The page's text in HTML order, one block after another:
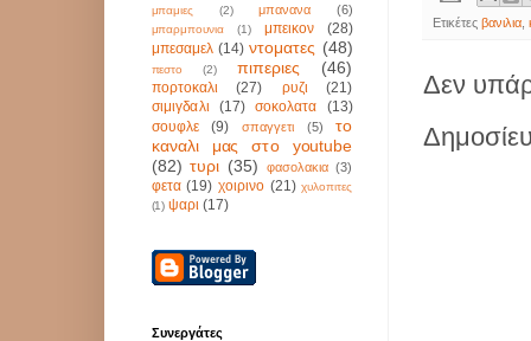
Ετικέτεςβανιλια ,
Δεν
μπαμιες (2) μπανανα (6)
μπαρμπουνια (1) μπεικον
(28)
μπεσαμελ (14) ντοματες (48)
πεστο (2) πιπεριες (46)
πορτοκαλι (27) ρυζι
(21)
σιμιγδαλι
(17) σοκολατα
(13)
σουφλε
(9) σπαγγετι (5)
το
καναλι μας στο youtube
(82) τυρι (35) φασολακια (3)
φετα (19) χοιρινο (21) χυλοπιτες
(1) ψαρι (17)
Συνεργάτες